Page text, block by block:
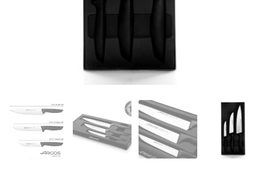
מתנות לחנוכת בית
עגלת קניות
תשלום